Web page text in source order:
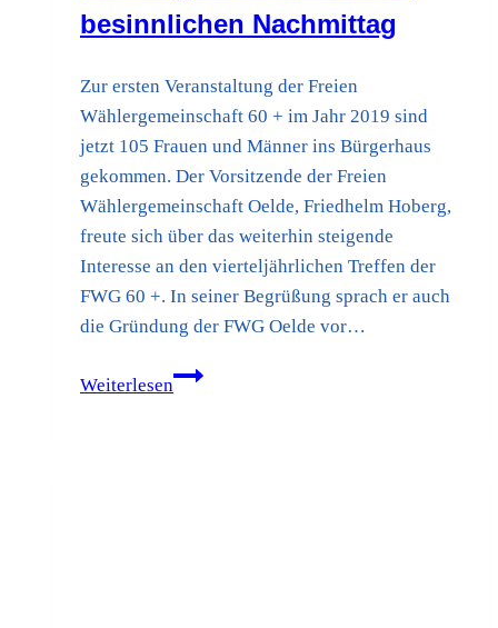
besinnlichen Nachmittag
Zur ersten Veranstaltung der Freien
Wählergemeinschaft 60 + im Jahr 2019 sind
jetzt 105 Frauen und Männer ins Bürgerhaus
gekommen. Der Vorsitzende der Freien
Wählergemeinschaft Oelde, Friedhelm Hoberg,
freute sich über das weiterhin steigende
Interesse an den vierteljährlichen Treffen der
FWG 60 +. In seiner Begrüßung sprach er auch
die Gründung der FWG Oelde vor…
Weiterlesen
FWG